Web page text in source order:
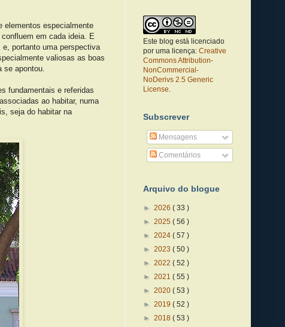
elementos especialmente
em cada ideia. E
portanto uma perspectiva
valiosas as boas
apontou.
fundamentais e referidas
ao habitar, numa
seja do habitar na
Este blog está licenciado
por uma licença: Creative
Commons Attribution-
NonCommercial-
NoDerivs 2.5 Generic
License.
Subscrever
Mensagens
Comentários
Arquivo do blogue
► 2026 ( 33 )
► 2025 ( 56 )
► 2024 ( 57 )
► 2023 ( 50 )
► 2022 ( 52 )
► 2021 ( 55 )
► 2020 ( 53 )
► 2019 ( 52 )
► 2018 ( 53 )